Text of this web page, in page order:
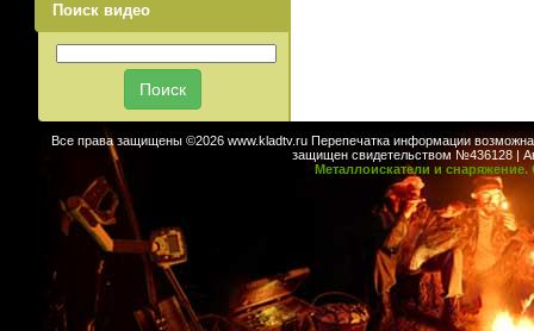
Поиск видео
Все права защищены ©2026 www.kladtv.ru Перепечатка информации возможна
защищен свидетельством №436128 |
Металлоискатели и